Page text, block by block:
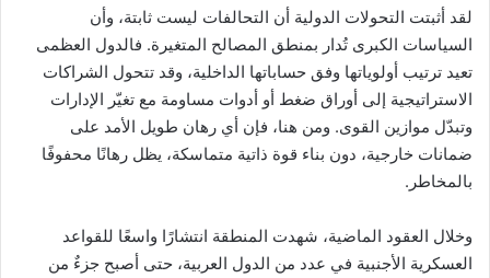
لقد أثبتت التحولات الدولية أن التحالفات ليست ثابتة، وأن
السياسات الكبرى تُدار بمنطق المصالح المتغيرة. فالدول العظمى
تعيد ترتيب أولوياتها وفق حساباتها الداخلية، وقد تتحول الشراكات
الاستراتيجية إلى أوراق ضغط أو أدوات مساومة مع تغيّر الإدارات
وتبدّل موازين القوى. ومن هنا، فإن أي رهان طويل الأمد على
ضمانات خارجية، دون بناء قوة ذاتية متماسكة، يظل رهانًا محفوفًا
بالمخاطر.
وخلال العقود الماضية، شهدت المنطقة انتشارًا واسعًا للقواعد
العسكرية الأجنبية في عدد من الدول العربية، حتى أصبح جزءٌ من